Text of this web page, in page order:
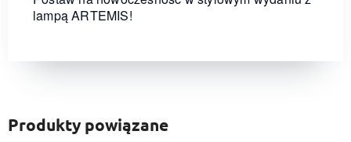
lampą ARTEMIS!
Produkty powiązane